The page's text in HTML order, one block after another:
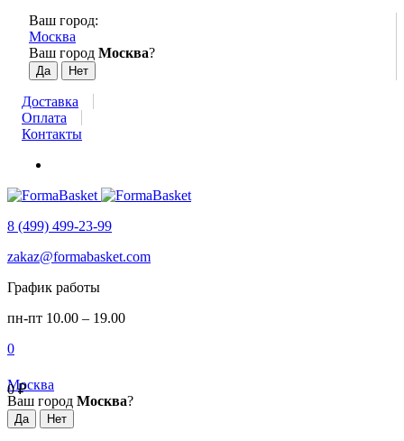
Ваш город:
Москва
Ваш город Москва?
Доставка
Оплата
Контакты
8 (499) 499-23-99
zakaz@formabasket.com
График работы
пн-пт 10.00 – 19.00
0
0₽
Москва
Ваш город Москва?